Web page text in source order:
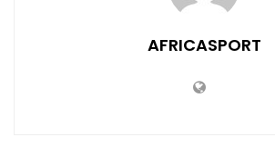
AFRICASPORT